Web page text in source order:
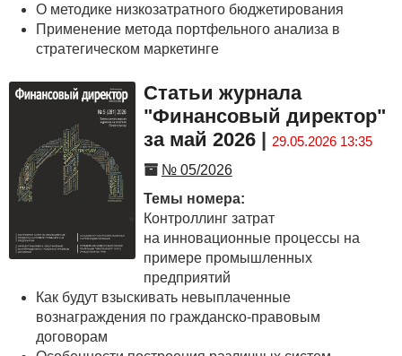
О методике низкозатратного бюджетирования
Применение метода портфельного анализа в
стратегическом маркетинге
Статьи журнала
"Финансовый директор"
за май 2026| 29.05.2026 13:35
№ 05/2026
Темы номера:
Контроллинг затрат
на инновационные процессы на
примере промышленных
предприятий
Как будут взыскивать невыплаченные
вознаграждения по гражданско-правовым
договорам